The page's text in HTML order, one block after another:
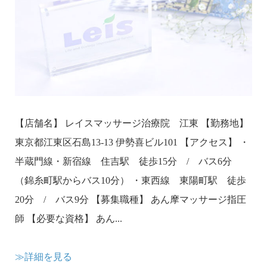
【店舗名】 レイスマッサージ治療院 江東 【勤務地】
東京都江東区石島13-13 伊勢喜ビル101 【アクセス】 ・
半蔵門線・新宿線 住吉駅 徒歩15分 / バス6分
（錦糸町駅からバス10分） ・東西線 東陽町駅 徒歩
20分 / バス9分 【募集職種】 あん摩マッサージ指圧
師 【必要な資格】 あん...
≫詳細を見る